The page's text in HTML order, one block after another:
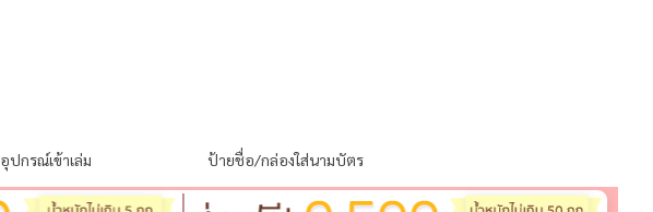
อุปกรณ์เข้าเล่ม ป้ายชื่อ/กล่องใส่นามบัตร